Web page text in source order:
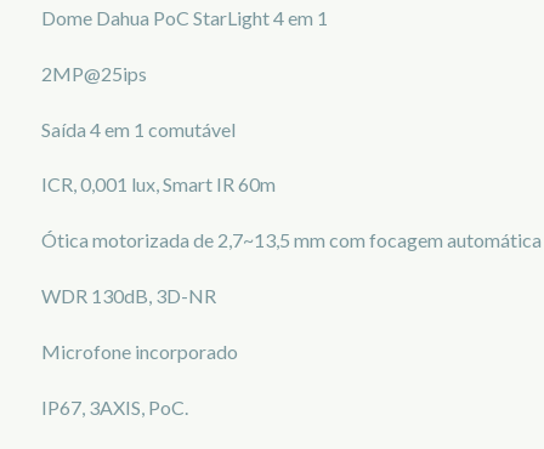
Dome Dahua PoC StarLight 4 em 1
2MP@25ips
Saída 4 em 1 comutável
ICR, 0,001 lux, Smart IR 60m
Ótica motorizada de 2,7~13,5 mm com focagem automática
WDR 130dB, 3D-NR
Microfone incorporado
IP67, 3AXIS, PoC.